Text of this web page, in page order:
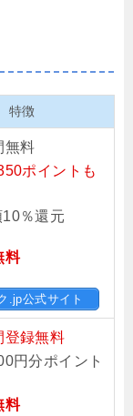
特徴
無料
ポイントも
％還元
料
.jp公式サイト
登録無料
円分ポイント
料